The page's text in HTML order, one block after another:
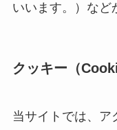
いいます。）など
クッキー（
当サイトでは、ア